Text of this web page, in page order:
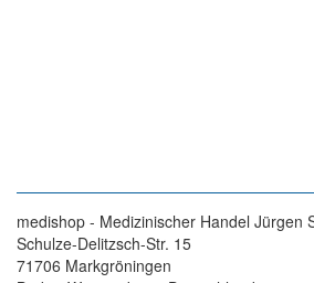
medishop - Medizinischer Handel Jürgen
Schulze-Delitzsch-Str. 15
71706 Markgröningen